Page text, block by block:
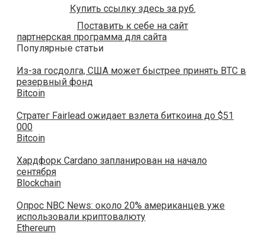
Купить ссылку здесь за руб.
Поставить к себе на сайт
партнерская программа для сайта
Популярные статьи
Из-за госдолга, США может быстрее принять BTC в
резервный фонд
Bitcoin
Стратег Fairlead ожидает взлета биткоина до $51
000
Bitcoin
Хардфорк Cardano запланирован на начало
сентября
Blockchain
Опрос NBC News: около 20% американцев уже
использовали криптовалюту
Ethereum